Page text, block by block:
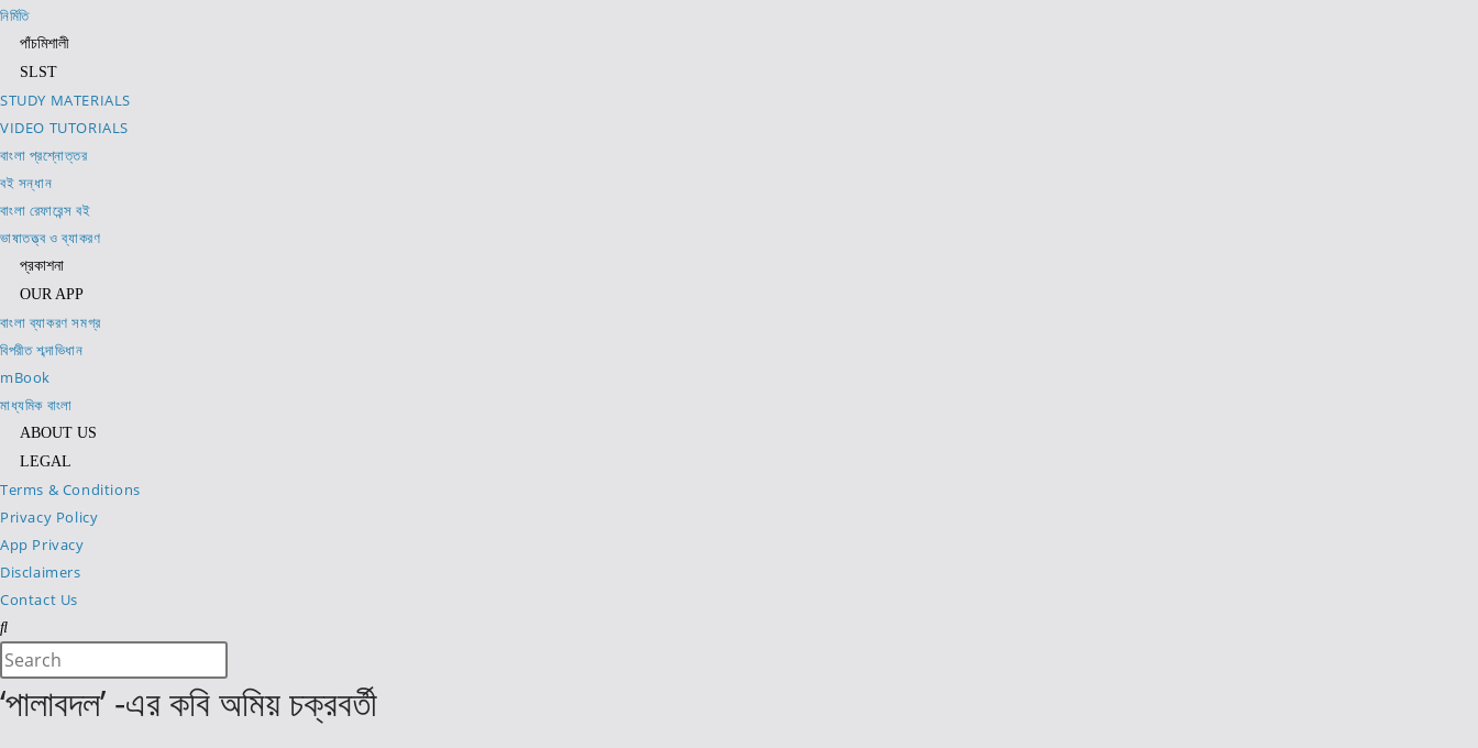
নির্মিতি
পাঁচমিশালী
SLST
STUDY MATERIALS
VIDEO TUTORIALS
বাংলা প্রশ্নোত্তর
বই সন্ধান
বাংলা রেফারেন্স বই
ভাষাতত্ত্ব ও ব্যাকরণ
প্রকাশনা
OUR APP
বাংলা ব্যাকরণ সমগ্র
বিপরীত শব্দাভিধান
mBook
মাধ্যমিক বাংলা
ABOUT US
LEGAL
Terms & Conditions
Privacy Policy
App Privacy
Disclaimers
Contact Us
Search
this
website
Escape
to
‘পালাবদল’ -এর কবি অমিয় চক্রবর্তী